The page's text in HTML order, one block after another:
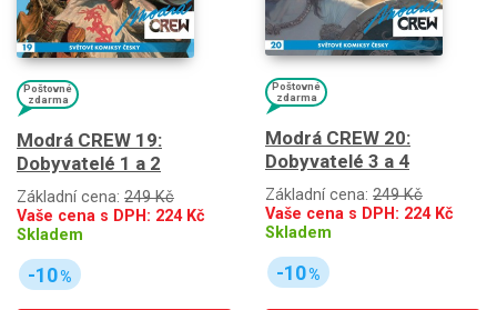
Poštovné
zdarma
Modrá CREW 19:
Dobyvatelé 1 a 2
Základní cena: 249 Kč
Vaše cena s DPH: 224Kč
Skladem
-10%
Poštovné
zdarma
Modrá CREW 20:
Dobyvatelé 3 a 4
Základní cena: 249 Kč
Vaše cena s DPH: 224Kč
Skladem
-10%